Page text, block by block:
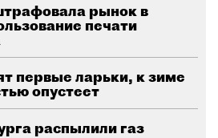
рынок в
печати
первые ларьки, к зиме
опустеет
распылили газ